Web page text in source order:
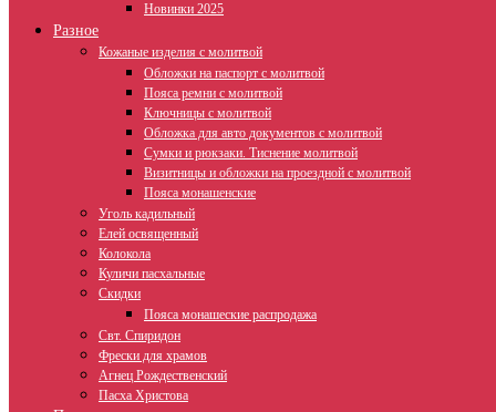
Новинки 2025
Разное
Кожаные изделия с молитвой
Обложки на паспорт с молитвой
Пояса ремни с молитвой
Ключницы с молитвой
Обложка для авто документов с молитвой
Сумки и рюкзаки. Тиснение молитвой
Визитницы и обложки на проездной с молитвой
Пояса монашенские
Уголь кадильный
Елей освященный
Колокола
Куличи пасхальные
Скидки
Пояса монашеские распродажа
Свт. Спиридон
Фрески для храмов
Агнец Рождественский
Пасха Христова